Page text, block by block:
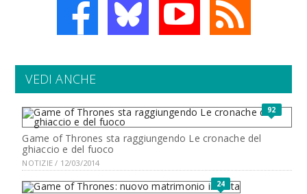
VEDI ANCHE
92
Game of Thrones sta raggiungendo Le cronache del
ghiaccio e del fuoco
NOTIZIE / 12/03/2014
24